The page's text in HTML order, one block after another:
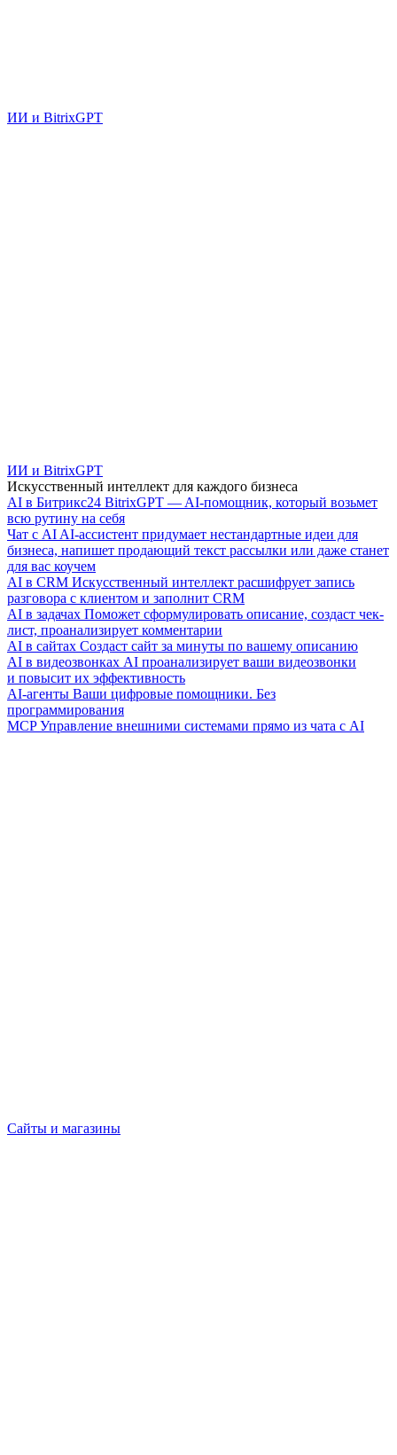
ИИ и BitrixGPT
ИИ и BitrixGPT
Искусственный интеллект для каждого бизнеса
AI в Битрикс24 BitrixGPT — AI-помощник, который возьмет
всю рутину на себя
Чат с AI AI-ассистент придумает нестандартные идеи для
бизнеса, напишет продающий текст рассылки или даже станет
для вас коучем
AI в CRM Искусственный интеллект расшифрует запись
разговора с клиентом и заполнит CRM
AI в задачах Поможет сформулировать описание, создаст чек-
лист, проанализирует комментарии
AI в сайтах Создаст сайт за минуты по вашему описанию
AI в видеозвонках AI проанализирует ваши видеозвонки
и повысит их эффективность
AI-агенты Ваши цифровые помощники. Без
программирования
MCP Управление внешними системами прямо из чата с AI
Сайты и магазины